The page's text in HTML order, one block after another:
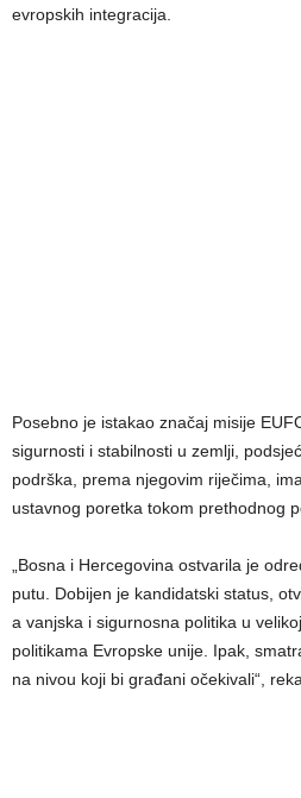
evropskih integracija.
Posebno je istakao značaj misije
sigurnosti i stabilnosti u zemlji,
podrška, prema njegovim riječima,
ustavnog poretka tokom prethodnog
„Bosna i Hercegovina ostvarila je
putu. Dobijen je kandidatski status,
a vanjska i sigurnosna politika u
politikama Evropske unije. Ipak,
na nivou koji bi građani očekivali“,